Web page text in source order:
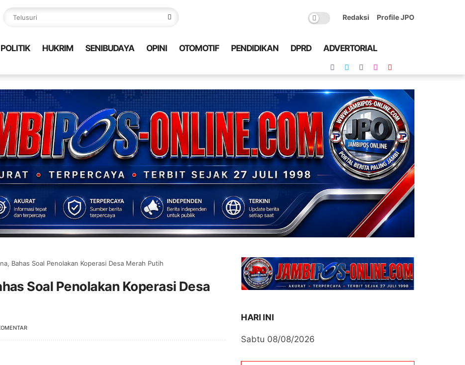
Redaksi Profile JPO
POLITIK HUKRIM SENIBUDAYA OPINI OTOMOTIF PENDIDIKAN DPRD ADVERTORIAL
Bahas Soal Penolakan Koperasi Desa Merah Putih
Soal Penolakan Koperasi Desa
HARI INI
Sabtu 08/08/2026